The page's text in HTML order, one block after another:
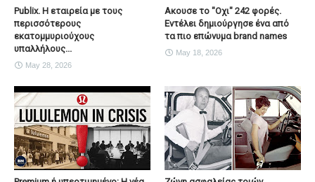
Publix. Η εταιρεία με τους
περισσότερους
εκατομμυριούχους
υπαλλήλους...
May 28, 2026
Ακουσε το "Οχι" 242 φορές.
Εντέλει δημιούργησε ένα από
τα πιο επώνυμα brand names
May 18, 2026